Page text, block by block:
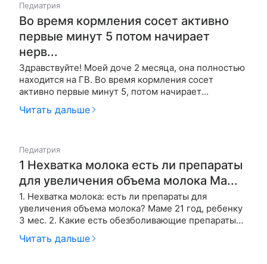
Педиатрия
Во время кормления сосет активно
первые минут 5 потом начирает
нерв...
Здравствуйте! Моей доче 2 месяца, она полностью
находится на ГВ. Во время кормления сосет
активно первые минут 5, потом начирает
нервничить, плакать и крутиться. Моя проблема в
том, что я давала воду из бутылочки и молоком из
Читать дальше
Педиатрия
1 Нехватка молока есть ли препараты
для увеличения объема молока Ма...
1. Нехватка молока: есть ли препараты для
увеличения объема молока? Маме 21 год, ребенку
3 мес. 2. Какие есть обезболивающие препараты
для кормящих мам, ведь не всё можно?
Читать дальше